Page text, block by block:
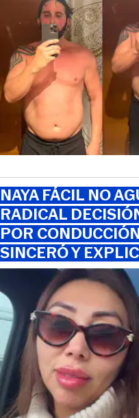
NAYA FÁCIL NO
RADICAL
POR
SINCERÓ Y